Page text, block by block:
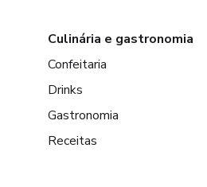
Culinária e gastronomia
Confeitaria
Drinks
Gastronomia
Receitas